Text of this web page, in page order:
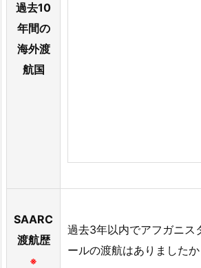
過去10
年間の
海外渡
航国
SAARC
渡航歴
※
過去3年以内でアフガニス
ールの渡航はありましたか